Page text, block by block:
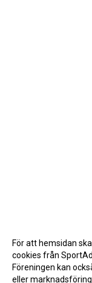
För att hemsidan
cookies från
Föreningen kan
eller